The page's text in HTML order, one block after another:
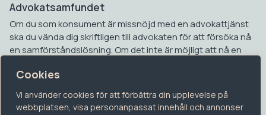
Cookies
Vi använder cookies för att förbättra din upplevelse på
webbplatsen, visa personanpassat innehåll och annonser
Advokatsamfundet
Om du som konsument är missnöjd med en advokattjänst
ska du vända dig skriftligen till advokaten för att försöka nå
en samförståndslösning. Om det inte är möjligt att nå en
Advokatsamfundets konsumenttvistnämnd. Mer
information om detta hittar du på Advokatsamfundets
hemsida.